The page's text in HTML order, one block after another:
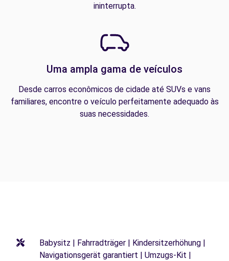
ininterrupta.
Uma ampla gama de veículos
Desde carros econômicos de cidade até SUVs e vans
familiares, encontre o veículo perfeitamente adequado às
suas necessidades.
Babysitz | Fahrradträger | Kindersitzerhöhung |
Navigationsgerät garantiert | Umzugs-Kit |